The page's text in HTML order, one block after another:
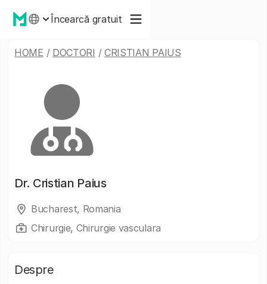
Încearcă gratuit
HOME / DOCTORI / CRISTIAN PAIUS
Dr. Cristian Paius
Bucharest, Romania
Chirurgie, Chirurgie vasculara
Despre